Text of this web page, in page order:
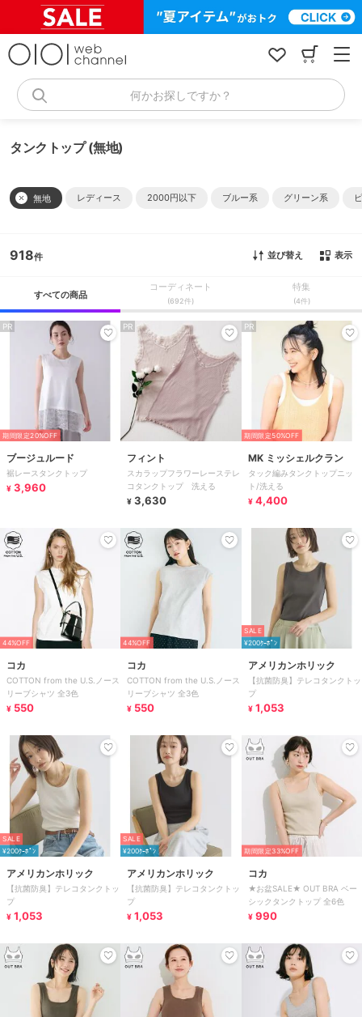
何かお探しですか？
タンクトップ (無地)
無地 レディース 2000円以下 ブルー系 グリーン系
918 並び替え 表示
すべての商品
コーディネート
(692件)
特集
(4件)
PR
期間限定20%OFF
ブージュルード
裾レースタンクトップ
¥ 3,960
PR
フィント
スカラップフラワーレーステレ
コタンクトップ 洗える
¥ 3,630
PR
期間限定50%OFF
MK ミッシェルクラン
タック編みタンクトップニッ
ト/洗える
¥ 4,400
44%OFF
コカ
COTTON from the U.S.ノース
リーブシャツ 全3色
¥ 550
44%OFF
コカ
COTTON from the U.S.ノース
リーブシャツ 全3色
¥ 550
SALE
¥200ｸｰﾎﾟﾝ
アメリカンホリック
【抗菌防臭】テレコタンクトッ
プ
¥ 1,053
SALE
¥200ｸｰﾎﾟﾝ
アメリカンホリック
【抗菌防臭】テレコタンクトッ
プ
¥ 1,053
SALE
¥200ｸｰﾎﾟﾝ
アメリカンホリック
【抗菌防臭】テレコタンクトッ
プ
¥ 1,053
期間限定33%OFF
コカ
★お盆SALE★ OUT BRA ベー
シックタンクトップ 全6色
¥ 990